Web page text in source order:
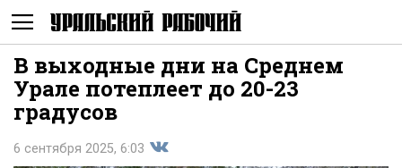
Не
В выходные дни на Среднем
Урале потеплеет до 20-23
градусов
6 сентября 2025, 6:03